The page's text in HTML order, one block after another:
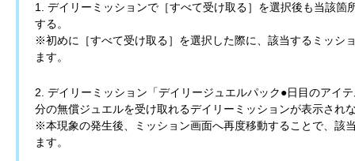
1. デイリーミッションで［すべて受け取る］を選択後も当該
する。
※初めに［すべて受け取る］を選択した際に、該当するミッシ
ます。
2. デイリーミッション「デイリージュエルパック●日目のアイ
分の無償ジュエルを受け取れるデイリーミッションが表示され
※本現象の発生後、ミッション画面へ再度移動することで、該
ます。